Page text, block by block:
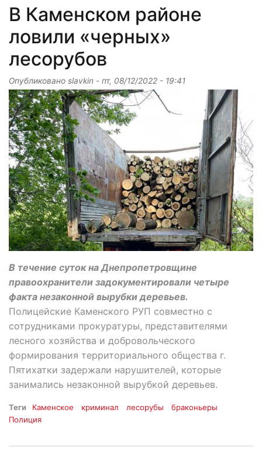
В Каменском районе
ловили «черных»
лесорубов
Опубликовано slavkin - пт, 08/12/2022 - 19:41
В течение суток на Днепропетровщине
правоохранители задокументировали четыре
факта незаконной вырубки деревьев.
Полицейские Каменского РУП совместно с
сотрудниками прокуратуры, представителями
лесного хозяйства и добровольческого
формирования территориального общества г.
Пятихатки задержали нарушителей, которые
занимались незаконной вырубкой деревьев.
Теги Каменское криминал лесорубы
браконьеры
Полиция